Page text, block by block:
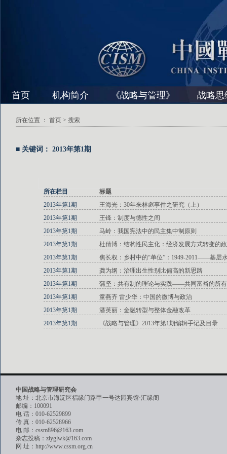
首页 机构简介 《战略与管理》 战略思
所在位置 ： 首页 > 搜索
■ 关键词： 2013年第1期
所在栏目
标题
2013年第1期
王海光：30年来林彪事件之研究（上）
2013年第1期
王锋：制度与德性之间
2013年第1期
马岭：我国宪法中的民主集中制原则
2013年第1期
杜倩博：结构性民主化：经济发展方式转变的
2013年第1期
焦长权：乡村中的“单位”：1949-2011——基层
2013年第1期
龚为纲：治理出生性别比偏高的新思路
2013年第1期
蒲坚：共有制的理论与实践——共同富裕的所
2013年第1期
童燕齐 雷少华：中国的微博与政治
2013年第1期
潘英丽：金融转型与整体金融改革
2013年第1期
《战略与管理》2013年第1期编辑手记及目录
中国战略与管理研究会
地 址：北京市海淀区福缘门路甲一号达园宾馆·汇缘阁
邮编：100091
电 话：010-62529899
传 真：010-62528966
电 邮：cssm896@163.com
杂志投稿：zlyglwk@163.com
网 址：http://www.cssm.org.cn